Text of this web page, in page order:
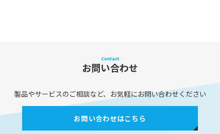
Contact
お問い合わせ
製品やサービスのご相談など、お気軽にお問い合わせください
お問い合わせはこちら